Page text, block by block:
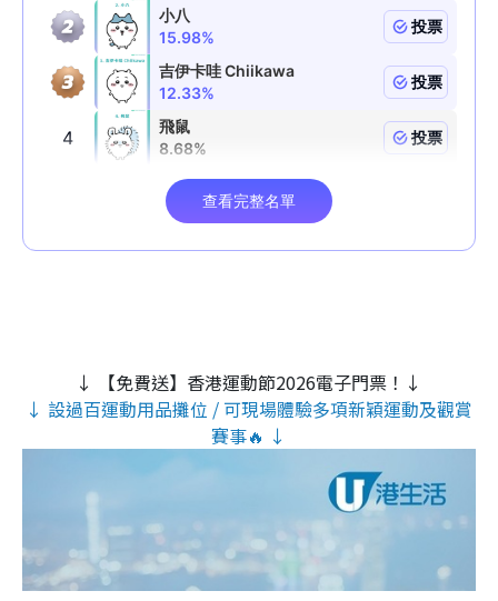
↓ 【免費送】香港運動節2026電子門票！↓
↓ 設過百運動用品攤位 / 可現場體驗多項新穎運動及觀賞
賽事🔥 ↓